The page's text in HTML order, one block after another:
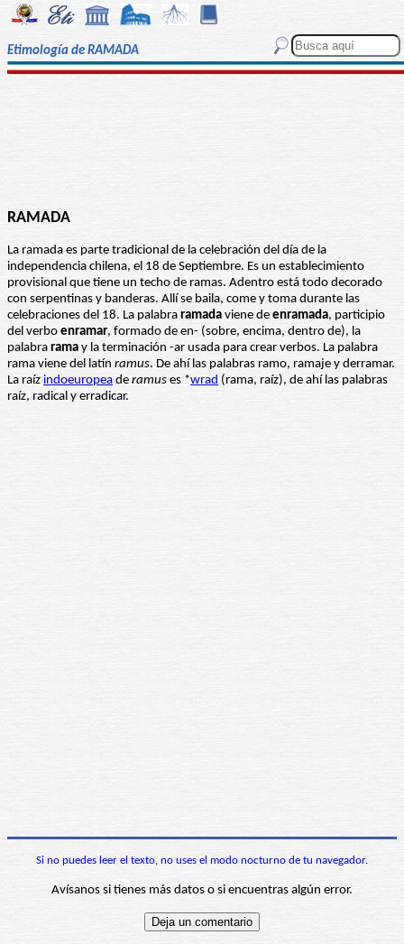
Etimología de RAMADA
RAMADA
La ramada es parte tradicional de la celebración del día de la
independencia chilena, el 18 de Septiembre. Es un establecimiento
provisional que tiene un techo de ramas. Adentro está todo decorado
con serpentinas y banderas. Allí se baila, come y toma durante las
celebraciones del 18. La palabra ramada viene de enramada, participio
del verbo enramar, formado de en- (sobre, encima, dentro de), la
palabra rama y la terminación -ar usada para crear verbos. La palabra
rama viene del latín ramus. De ahí las palabras ramo, ramaje y derramar.
La raíz indoeuropea de ramus es *wrad (rama, raíz), de ahí las palabras
raíz, radical y erradicar.
Si no puedes leer el texto, no uses el modo nocturno de tu navegador.
Avísanos si tienes más datos o si encuentras algún error.